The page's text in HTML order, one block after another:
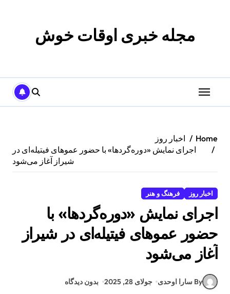
مجله خبری اوقات خوش
Home
اخبار روز
اجرای نمایش «دوره‌گردها» با حضور عموهای فیتیله‌ای در
شیراز آغاز می‌شود
اخبار روز فرهنگ و هنر
اجرای نمایش «دوره‌گردها» با
حضور عموهای فیتیله‌ای در شیراز
آغاز می‌شود
By سارا اوحدی جولای 28, 2025 بدون دیدگاه